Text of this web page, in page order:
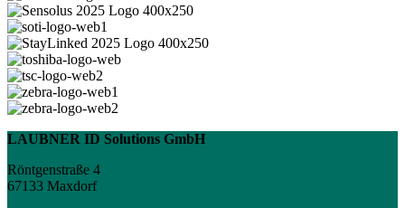
LAUBNER ID Solutions GmbH
Röntgenstraße 4
67133 Maxdorf